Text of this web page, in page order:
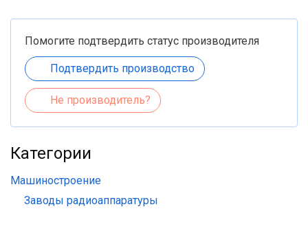
Помогите подтвердить статус производителя
Подтвердить производство
Не производитель?
Категории
Машиностроение
Заводы радиоаппаратуры